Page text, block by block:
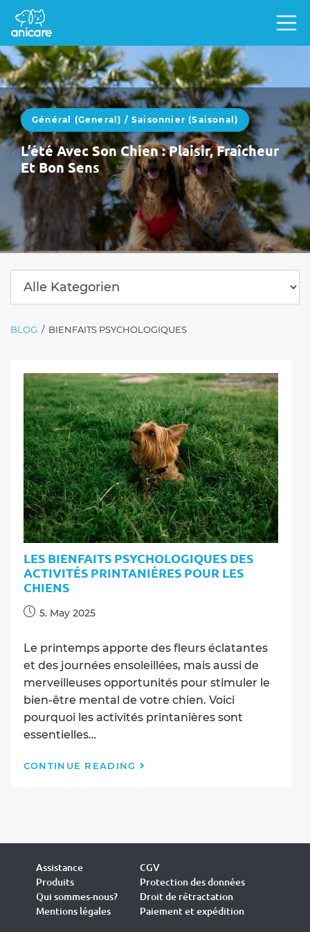
Général (General) /Saisonnier (saisonal)
L’été Avec Son Chien : Plaisir, Fraîcheur
Et Bon Sens
L’été avec un chien, c’est la liberté.Des
journées plus longues, des escapades, des
vacances, des siestes à l’ombre. Mais la…
WEITERLESEN
BLOG / BIENFAITS PSYCHOLOGIQUES
LES BIENFAITS PSYCHOLOGIQUES DES
ACTIVITÉS PRINTANIÈRES POUR LES
CHIENS
Post5. May 2025
Le printemps apporte des fleurs éclatantes
et des journées ensoleillées, mais aussi de
merveilleuses opportunités pour stimuler le
bien-être mental de votre chien. Voici
pourquoi les activités printanières sont
essentielles…
CONTINUE READING
les
Chiens
Assistance
Produits
Qui sommes-nous?
Mentions légales
CGV
Protection des données
Droit de rétractation
Paiement et expédition